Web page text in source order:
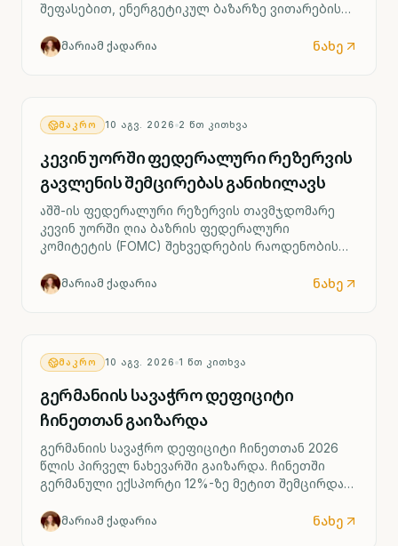
შეფასებით, ენერგეტიკულ ბაზარზე ვითარების
მარიამ ქადარია ნახე
ᲛᲐᲙᲠᲝ 10 ᲐᲒᲕ. 2026 2 ᲬᲗ ᲙᲘᲗᲮᲕᲐ
კევინ უორში ფედერალური რეზერვის
გავლენის შემცირებას განიხილავს
აშშ-ის ფედერალური რეზერვის თავმჯდომარე
კევინ უორში ღია ბაზრის ფედერალური
კომიტეტის (FOMC) შეხვედრების რაოდენობის
წელიწადში რვაჯერ იკრიბება, კანონით
განსაზღვრული მინიმუმი კი ოთხი შეხვედრაა.
მარიამ ქადარია ნახე
ᲛᲐᲙᲠᲝ 10 ᲐᲒᲕ. 2026 1 ᲬᲗ ᲙᲘᲗᲮᲕᲐ
გერმანიის სავაჭრო დეფიციტი
ჩინეთთან გაიზარდა
გერმანიის სავაჭრო დეფიციტი ჩინეთთან 2026
წლის პირველ ნახევარში გაიზარდა. ჩინეთში
გერმანული ექსპორტი 12%-ზე მეტით შემცირდა
ხოლო ჩინეთიდან იმპორტი 8.9%-ით, 91.8
მილიარდ ევრომდე გაიზარდა.
მარიამ ქადარია ნახე